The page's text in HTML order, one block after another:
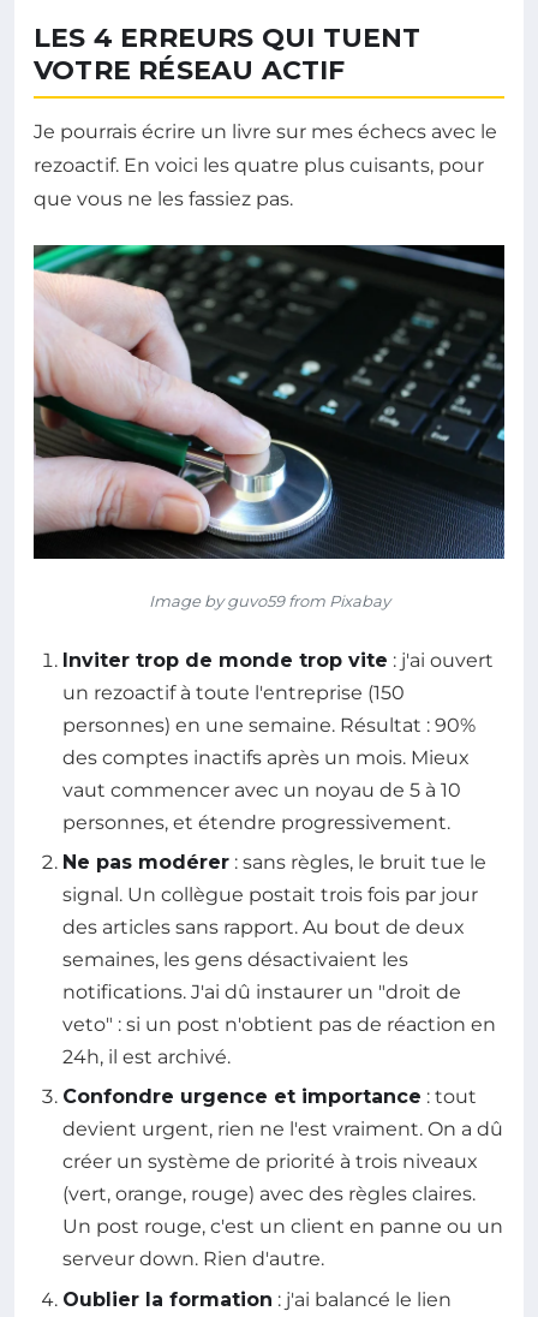
LES 4 ERREURS QUI TUENT
VOTRE RÉSEAU ACTIF
Je pourrais écrire un livre sur mes échecs avec le
rezoactif. En voici les quatre plus cuisants, pour
que vous ne les fassiez pas.
Image by guvo59 from Pixabay
Inviter trop de monde trop vite : j'ai ouvert
un rezoactif à toute l'entreprise (150
personnes) en une semaine. Résultat : 90%
des comptes inactifs après un mois. Mieux
vaut commencer avec un noyau de 5 à 10
personnes, et étendre progressivement.
Ne pas modérer : sans règles, le bruit tue le
signal. Un collègue postait trois fois par jour
des articles sans rapport. Au bout de deux
semaines, les gens désactivaient les
notifications. J'ai dû instaurer un "droit de
veto" : si un post n'obtient pas de réaction en
24h, il est archivé.
Confondre urgence et importance : tout
devient urgent, rien ne l'est vraiment. On a dû
créer un système de priorité à trois niveaux
(vert, orange, rouge) avec des règles claires.
Un post rouge, c'est un client en panne ou un
serveur down. Rien d'autre.
Oublier la formation : j'ai balancé le lien